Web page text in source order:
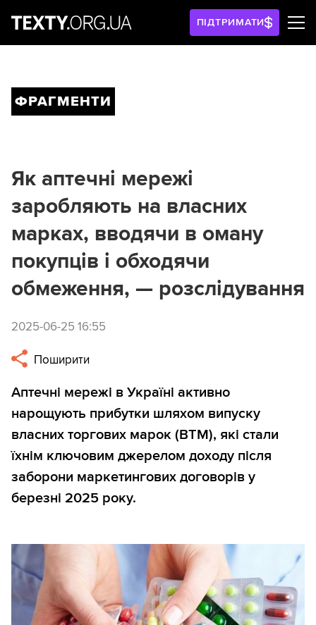
ПІДТРИМАТИ
ФРАГМЕНТИ
Як аптечні мережі
заробляють на власних
марках, вводячи в оману
покупців і обходячи
обмеження, — розслідування
2025-06-25 16:55
Поширити
Аптечні мережі в Україні активно
нарощують прибутки шляхом випуску
власних торгових марок (ВТМ), які стали
їхнім ключовим джерелом доходу після
заборони маркетингових договорів у
березні 2025 року.